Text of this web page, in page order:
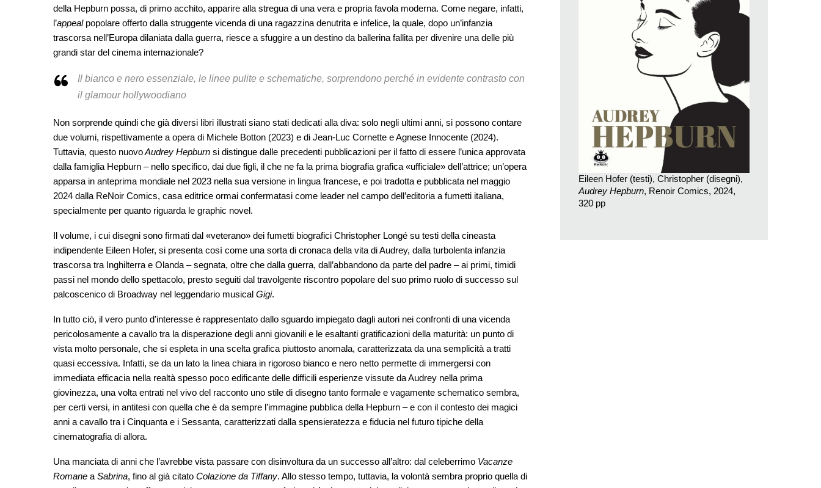
della Hepburn possa, di primo acchito, apparire alla stregua di una vera e propria favola moderna. Come negare, infatti,
l’appealpopolare offerto dalla struggente vicenda di una ragazzina denutrita e infelice, la quale, dopo un’infanzia
trascorsa nell’Europa dilaniata dalla guerra, riesce a sfuggire a un destino da ballerina fallita per divenire una delle più
grandi star del cinema internazionale?
Il bianco e nero essenziale, le linee pulite e schematiche, sorprendono perché in evidente contrasto con
il glamour hollywoodiano
Non sorprende quindi che già diversi libri illustrati siano stati dedicati alla diva: solo negli ultimi anni, si possono contare
due volumi, rispettivamente a opera di Michele Botton (2023) e di Jean-Luc Cornette e Agnese Innocente (2024).
Tuttavia, questo nuovoAudrey Hepburn si distingue dalle precedenti pubblicazioni per il fatto di essere l’unica approvata
dalla famiglia Hepburn – nello specifico, dai due figli, il che ne fa la prima biografia grafica «ufficiale» dell’attrice; un’opera
apparsa in anteprima mondiale nel 2023 nella sua versione in lingua francese, e poi tradotta e pubblicata nel maggio
2024 dalla ReNoir Comics, casa editrice ormai confermatasi come leader nel campo dell’editoria a fumetti italiana,
specialmente per quanto riguarda le graphic novel.
Il volume, i cui disegni sono firmati dal «veterano» dei fumetti biografici Christopher Longé su testi della cineasta
indipendente Eileen Hofer, si presenta così come una sorta di cronaca della vita di Audrey, dalla turbolenta infanzia
trascorsa tra Inghilterra e Olanda – segnata, oltre che dalla guerra, dall’abbandono da parte del padre – ai primi, timidi
passi nel mondo dello spettacolo, presto seguiti dal travolgente riscontro popolare del suo primo ruolo di successo sul
palcoscenico di Broadway nel leggendario musical Gigi.
In tutto ciò, il vero punto d’interesse è rappresentato dallo sguardo impiegato dagli autori nei confronti di una vicenda
pericolosamente a cavallo tra la disperazione degli anni giovanili e le esaltanti gratificazioni della maturità: un punto di
vista molto personale, che si espleta in una scelta grafica piuttosto anomala, caratterizzata da una semplicità a tratti
quasi eccessiva. Infatti, se da un lato la linea chiara in rigoroso bianco e nero netto permette di immergersi con
immediata efficacia nella realtà spesso poco edificante delle difficili esperienze vissute da Audrey nella prima
giovinezza, una volta entrati nel vivo del racconto uno stile di disegno tanto formale e vagamente schematico sembra,
per certi versi, in antitesi con quella che è da sempre l’immagine pubblica della Hepburn – e con il contesto dei magici
anni a cavallo tra i Cinquanta e i Sessanta, caratterizzati dalla spensieratezza e fiducia nel futuro tipiche della
cinematografia di allora.
Una manciata di anni che l’avrebbe vista passare con disinvoltura da un successo all’altro: dal celeberrimo Vacanze
Romane a Sabrina, fino al già citato Colazione da Tiffany. Allo stesso tempo, tuttavia, la volontà sembra proprio quella di
Eileen Hofer (testi), Christopher (disegni),
Audrey Hepburn, Renoir Comics, 2024,
320 pp